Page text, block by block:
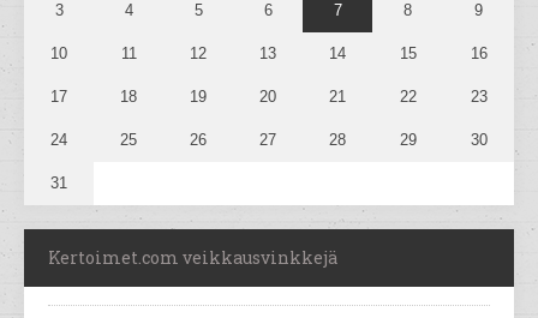
3 4 5 6 7 8 9
10 11 12 13 14 15 16
17 18 19 20 21 22 23
24 25 26 27 28 29 30
31
Kertoimet.com veikkausvinkkejä